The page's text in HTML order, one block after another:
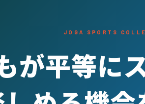
JOGA SPORTS
が平等に